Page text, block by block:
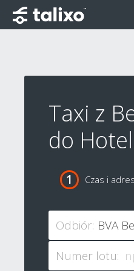
Taxi z
do
Czas i adres
Odbiór:
Numer lotu: